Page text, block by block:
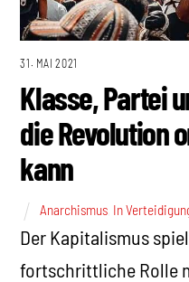
31. MAI 2021
Klasse, Partei
die Revolution
kann
Anarchismus In
Der Kapitalismus
fortschrittliche Rolle